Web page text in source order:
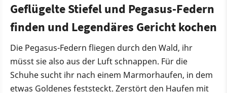
Geflügelte Stiefel und Pegasus-Federn
finden und Legendäres Gericht kochen
Die Pegasus-Federn fliegen durch den Wald, ihr
müsst sie also aus der Luft schnappen. Für die
Schuhe sucht ihr nach einem Marmorhaufen, in dem
etwas Goldenes feststeckt. Zerstört den Haufen mit